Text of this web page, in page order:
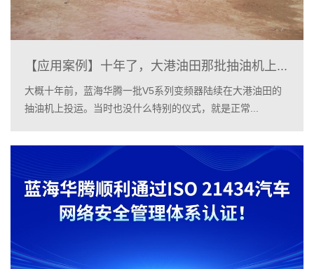
【应用案例】十年了，大港油田那批抽油机上...
大概十年前，蓝海华腾一批V5系列变频器陆续在大港油田的
抽油机上投运。当时也没什么特别的仪式，就是正常...